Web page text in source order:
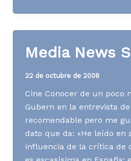
S45
Media News
22 de octubre de 2008
Cine Conocer de un poco
Gubern en la entrevista
recomendable pero me
dato que da: «He leído en
influencia de la crítica de